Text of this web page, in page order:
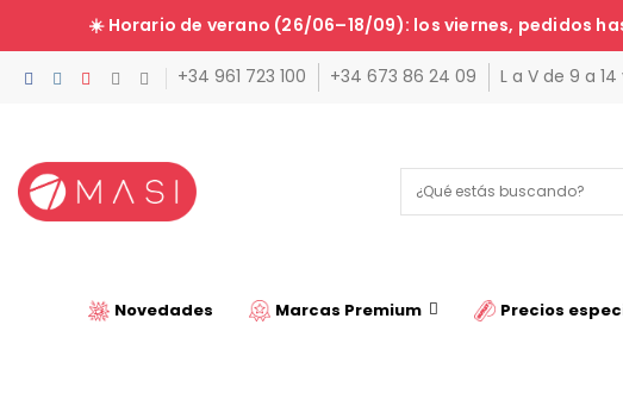
☀️ Horario de verano (26/06–18/09): los viernes, pedidos
+34 961 723 100 +34 673 86 24 09 L a V de 9 a 14
Novedades Marcas Premium Precios